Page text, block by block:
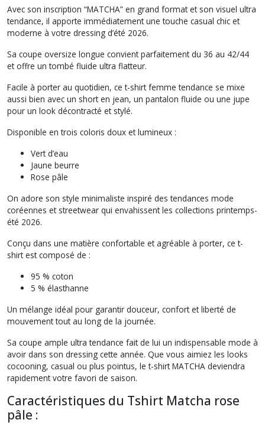
Avec son inscription “MATCHA” en grand format et son visuel ultra
tendance, il apporte immédiatement une touche casual chic et
moderne à votre dressing d’été 2026.
Sa coupe oversize longue convient parfaitement du 36 au 42/44
et offre un tombé fluide ultra flatteur.
Facile à porter au quotidien, ce t-shirt femme tendance se mixe
aussi bien avec un short en jean, un pantalon fluide ou une jupe
pour un look décontracté et stylé.
Disponible en trois coloris doux et lumineux :
Vert d’eau
Jaune beurre
Rose pâle
On adore son style minimaliste inspiré des tendances mode
coréennes et streetwear qui envahissent les collections printemps-
été 2026.
Conçu dans une matière confortable et agréable à porter, ce t-
shirt est composé de :
95 % coton
5 % élasthanne
Un mélange idéal pour garantir douceur, confort et liberté de
mouvement tout au long de la journée.
Sa coupe ample ultra tendance fait de lui un indispensable mode à
avoir dans son dressing cette année. Que vous aimiez les looks
cocooning, casual ou plus pointus, le t-shirt MATCHA deviendra
rapidement votre favori de saison.
Caractéristiques du Tshirt Matcha rose
pâle :